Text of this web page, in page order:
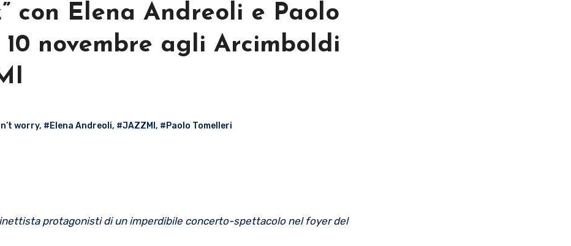
con Elena Andreoli e Paolo
novembre agli Arcimboldi
worry, #Elena Andreoli, #JAZZMI , #Paolo Tomelleri
protagonistidi un imperdibile concerto-spettacolo nel foyer del